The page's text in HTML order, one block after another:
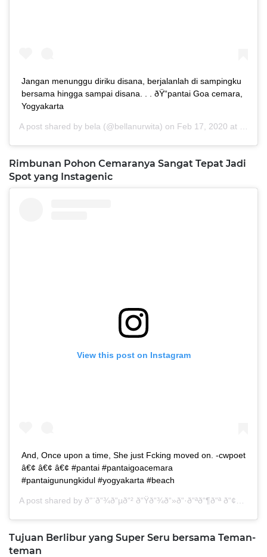
Jangan menunggu diriku disana, berjalanlah di sampingku
bersama hingga sampai disana. . . ðŸ“pantai Goa cemara,
Yogyakarta
A post shared by bela (@bellanurwita) on Feb 17, 2020 at 6:24pm PST
Rimbunan Pohon Cemaranya Sangat Tepat Jadi
Spot yang Instagenic
View this post on Instagram
And, Once upon a time, She just Fcking moved on. -cwpoet
â€¢ â€¢ â€¢ #pantai #pantaigoacemara
#pantaigunungkidul #yogyakarta #beach
A post shared by ð“¨ð“¾ð“µð“² ð“Ÿð“¾ð“»ð“·ð“ªð“¶ð“ª ð“¢ð“ªð“»ð“²
Tujuan Berlibur yang Super Seru bersama Teman-
teman